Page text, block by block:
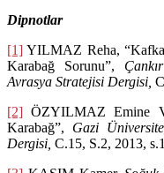
Dipnotlar
[1] YILMAZ Reha,
Karabağ Sorunu”,
Avrasya Stratejisi Dergisi,
[2] ÖZYILMAZ Emine
Karabağ”, Gazi
Dergisi, C.15, S.2, 2013,